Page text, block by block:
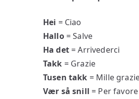
Hei = Ciao
Hallo= Salve
Ha det= Arrivederci
Takk = Grazie
Tusen takk = Mille
Vær så snill = Per favore